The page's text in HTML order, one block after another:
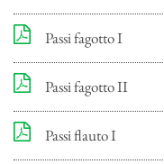
Passi fagotto I
Passi fagotto II
Passi flauto I